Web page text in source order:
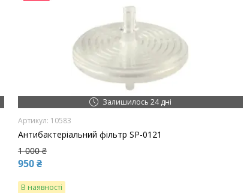
Залишилось 24 дні
10583
Антибактеріальний фільтр SP-0121
1 000 ₴
950 ₴
В наявності